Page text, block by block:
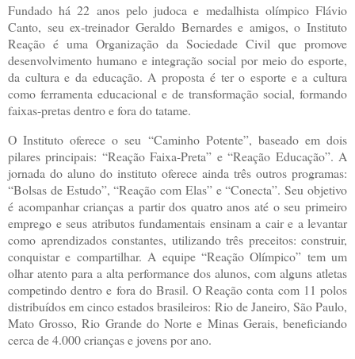
Fundado há 22 anos pelo judoca e medalhista olímpico Flávio
Canto, seu ex-treinador Geraldo Bernardes e amigos, o Instituto
Reação é uma Organização da Sociedade Civil que promove
desenvolvimento humano e integração social por meio do esporte,
da cultura e da educação. A proposta é ter o esporte e a cultura
como ferramenta educacional e de transformação social, formando
faixas-pretas dentro e fora do tatame.
O Instituto oferece o seu “Caminho Potente”, baseado em dois
pilares principais: “Reação Faixa-Preta” e “Reação Educação”. A
jornada do aluno do instituto oferece ainda três outros programas:
“Bolsas de Estudo”, “Reação com Elas” e “Conecta”. Seu objetivo
é acompanhar crianças a partir dos quatro anos até o seu primeiro
emprego e seus atributos fundamentais ensinam a cair e a levantar
como aprendizados constantes, utilizando três preceitos: construir,
conquistar e compartilhar. A equipe “Reação Olímpico” tem um
olhar atento para a alta performance dos alunos, com alguns atletas
competindo dentro e fora do Brasil. O Reação conta com 11 polos
distribuídos em cinco estados brasileiros: Rio de Janeiro, São Paulo,
Mato Grosso, Rio Grande do Norte e Minas Gerais, beneficiando
cerca de 4.000 crianças e jovens por ano.